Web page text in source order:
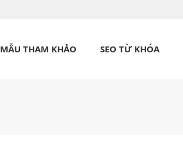
MẪU THAM KHẢO SEO TỪ KHÓA